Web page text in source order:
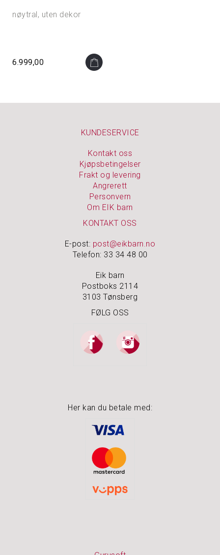
nøytral, uten dekor
6.999,00
KUNDESERVICE
Kontakt oss
Kjøpsbetingelser
Frakt og levering
Angrerett
Personvern
Om EIK barn
KONTAKT OSS
E-post: post@eikbarn.no
Telefon: 33 34 48 00
Eik barn
Postboks 2114
3103 Tønsberg
FØLG OSS
Her kan du betale med: